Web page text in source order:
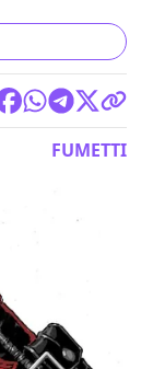
FUMETTI